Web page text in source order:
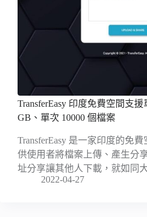
TransferEasy 印度免費空間支
GB、單次 10000 個檔案
TransferEasy 是一家印度的免
供使用者將檔案上傳、產生分
址分享讓其他人下載，就如同
2022-04-27